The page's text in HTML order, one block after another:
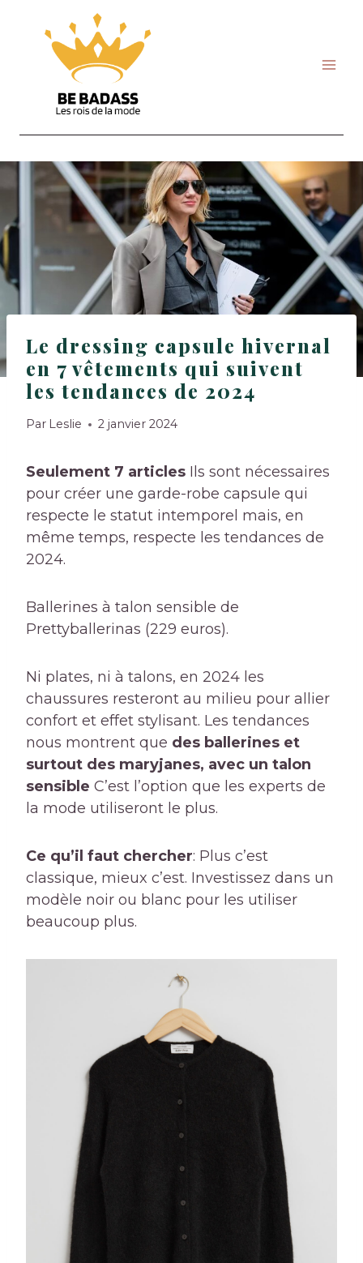
content
Le dressing capsule hivernal
en 7 vêtements qui suivent
les tendances de 2024
Par Leslie 2 janvier 2024
Seulement 7 articles Ils sont nécessaires
pour créer une garde-robe capsule qui
respecte le statut intemporel mais, en
même temps, respecte les tendances de
2024.
Ballerines à talon sensible de
Prettyballerinas (229 euros).
Ni plates, ni à talons, en 2024 les
chaussures resteront au milieu pour allier
confort et effet stylisant. Les tendances
nous montrent que des ballerines et
surtout des maryjanes, avec un talon
sensible C’est l’option que les experts de
la mode utiliseront le plus.
Ce qu’il faut chercher: Plus c’est
classique, mieux c’est. Investissez dans un
modèle noir ou blanc pour les utiliser
beaucoup plus.